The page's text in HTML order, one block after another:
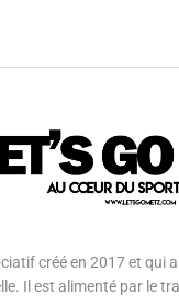
créé en 2017 et qui
Il est alimenté par le